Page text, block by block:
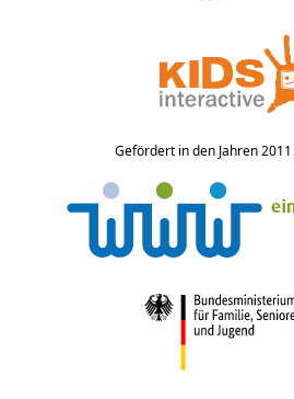
Gefördert in den Jahren